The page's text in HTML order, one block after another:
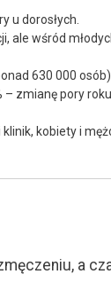
u dorosłych.
wśród
630 000
zmianę pory
kobiety i
a